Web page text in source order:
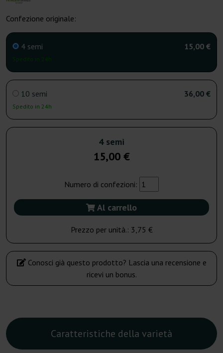
Confezione originale:
4 semi 15,00 €
10 semi
Spedito in 24h
36,00 €
4 semi
15,00 €
Numero di confezioni:
Al carrello
Prezzo per unità.: 3,75 €
Conosci già questo prodotto? Lascia una recensione e
ricevi un bonus.
Caratteristiche della varietà